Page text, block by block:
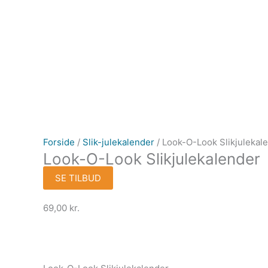
Forside / Slik-julekalender / Look-O-Look
Look-O-Look Slikjulekalender
SE TILBUD
69,00 kr.